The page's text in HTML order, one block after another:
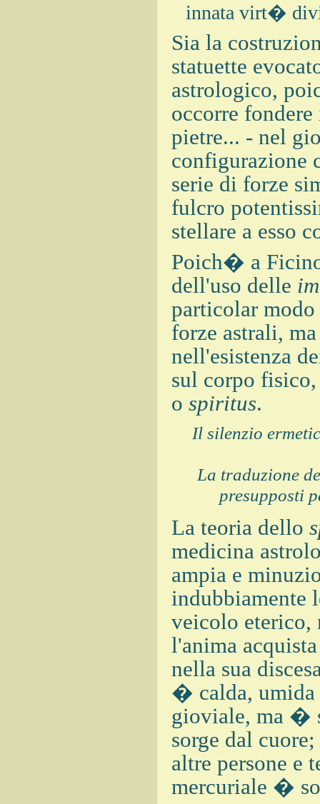
innata virt�
Sia la
statuette
astrologico,
occorre
pietre... - nel
configurazione
serie di forze
fulcro
stellare a esso
Poich� a
dell'uso delle
particolar
forze astrali,
nell'esistenza
sul corpo fisico,
o spiritus.
Il silenzio
La traduzione
presupposti
La teoria dello
medicina
ampia e
indubbiamente
veicolo eterico,
l'anima
nella sua
� calda, umida
gioviale, ma �
sorge dal
altre persone e
mercuriale �